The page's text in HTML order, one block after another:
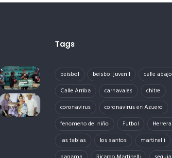
Tags
beisbol beisbol juvenil
calle abajo
Calle Arriba
carnavales
chitre
coronavirus
coronavirus en Azuero
fenomeno del niño
Futbol
Herrera
las tablas
los santos
martinelli